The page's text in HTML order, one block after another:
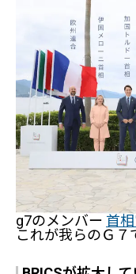
g7のメンバー 首
これが我らのＧ７